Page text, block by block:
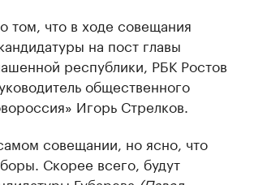
том, что в ходе совещания
на пост главы
республики, РБК Ростов
общественного
Игорь Стрелков.
совещании, но ясно, что
Скорее всего, будут